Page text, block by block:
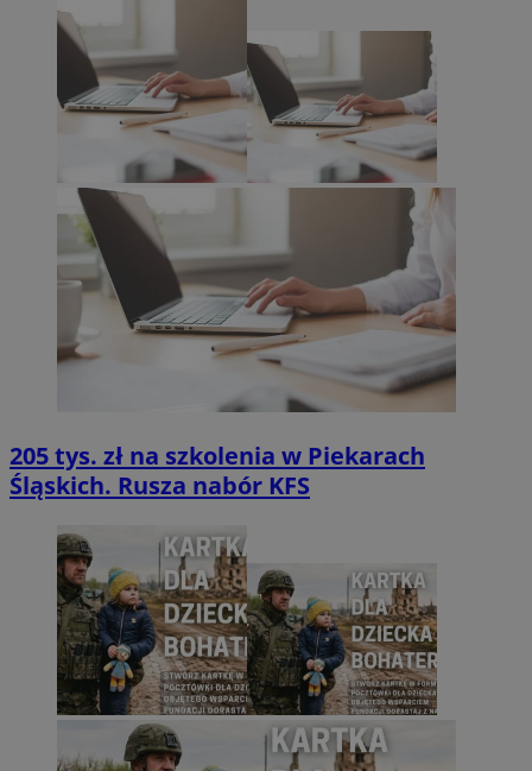
205 tys. zł na szkolenia w Piekarach
Śląskich. Rusza nabór KFS